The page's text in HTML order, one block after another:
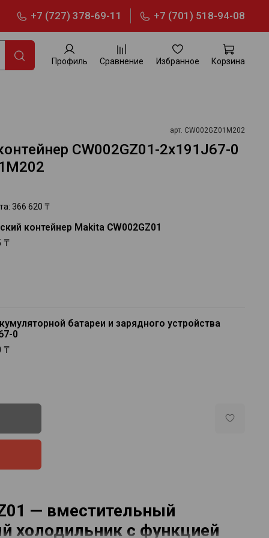
+7 (727) 378-69-11 +7 (701) 518-94-08
Профиль Сравнение Избранное Корзина
арт. CW002GZ01M202
CW002GZ01-2х191J67-0
366 620 ₸
контейнер Makita CW002GZ01
₸
батареи и зарядного устройства
0
₸
— вместительный
холодильник с функцией